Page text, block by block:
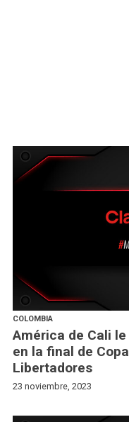
COLOMBIA
América de Cali
en la final de
Libertadores
23 noviembre, 2023